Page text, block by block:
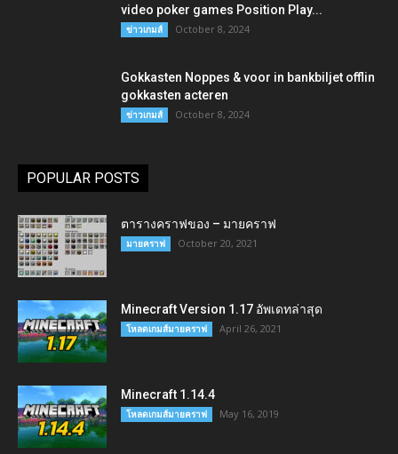
video poker games Position Play...
ข่าวเกมส์ October 8, 2024
Gokkasten Noppes & voor in bankbiljet offlin
gokkasten acteren
ข่าวเกมส์ October 8, 2024
POPULAR POSTS
ตารางคราฟของ – มายคราฟ
มายคราฟ October 20, 2021
Minecraft Version 1.17 อัพเดทล่าสุด
โหลดเกมส์มายคราฟ April 26, 2021
Minecraft 1.14.4
โหลดเกมส์มายคราฟ May 16, 2019